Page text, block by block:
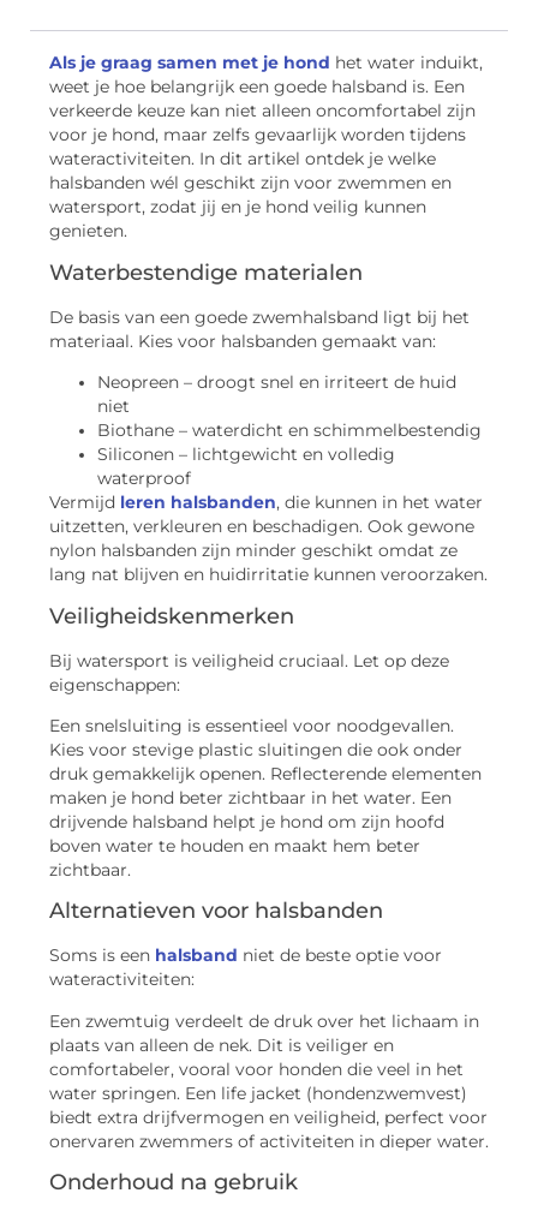
Als je graag samen met je hond het water induikt,
weet je hoe belangrijk een goede halsband is. Een
verkeerde keuze kan niet alleen oncomfortabel zijn
voor je hond, maar zelfs gevaarlijk worden tijdens
wateractiviteiten. In dit artikel ontdek je welke
halsbanden wél geschikt zijn voor zwemmen en
watersport, zodat jij en je hond veilig kunnen
genieten.
Waterbestendige materialen
De basis van een goede zwemhalsband ligt bij het
materiaal. Kies voor halsbanden gemaakt van:
Neopreen – droogt snel en irriteert de huid
niet
Biothane – waterdicht en schimmelbestendig
Siliconen – lichtgewicht en volledig
waterproof
Vermijd leren halsbanden, die kunnen in het water
uitzetten, verkleuren en beschadigen. Ook gewone
nylon halsbanden zijn minder geschikt omdat ze
lang nat blijven en huidirritatie kunnen veroorzaken.
Veiligheidskenmerken
Bij watersport is veiligheid cruciaal. Let op deze
eigenschappen:
Een snelsluiting is essentieel voor noodgevallen.
Kies voor stevige plastic sluitingen die ook onder
druk gemakkelijk openen. Reflecterende elementen
maken je hond beter zichtbaar in het water. Een
drijvende halsband helpt je hond om zijn hoofd
boven water te houden en maakt hem beter
zichtbaar.
Alternatieven voor halsbanden
Soms is een halsband niet de beste optie voor
wateractiviteiten:
Een zwemtuig verdeelt de druk over het lichaam in
plaats van alleen de nek. Dit is veiliger en
comfortabeler, vooral voor honden die veel in het
water springen. Een life jacket (hondenzwemvest)
biedt extra drijfvermogen en veiligheid, perfect voor
onervaren zwemmers of activiteiten in dieper water.
Onderhoud na gebruik